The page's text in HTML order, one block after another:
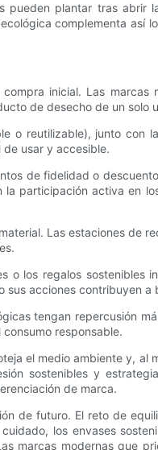
pueden plantar tras abrir
complementa así
inicial. Las marcas
de desecho de un solo
o reutilizable), junto con
usar y accesible.
de fidelidad o
participación activa en
Las estaciones de
o los regalos sostenibles
acciones contribuyen a
tengan repercusión
responsable.
el medio ambiente y, al
sostenibles y
de marca.
de futuro. El reto de
los envases
marcas modernas que